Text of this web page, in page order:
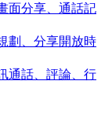
面分享、通話記
劃、分享開放時
通話、評論、行